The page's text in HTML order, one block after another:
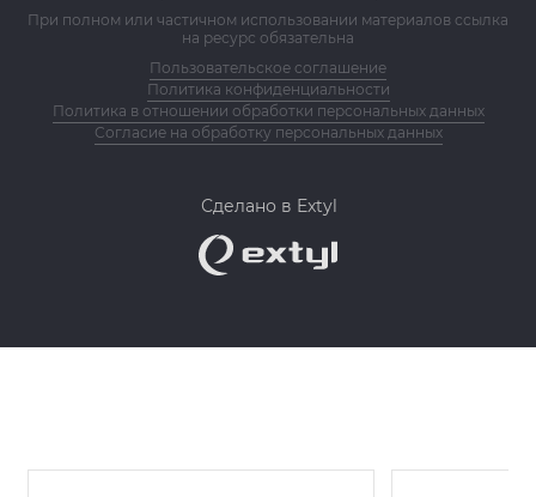
При полном или частичном использовании материалов ссылка
на ресурс обязательна
Пользовательское соглашение
Политика конфиденциальности
Политика в отношении обработки персональных данных
Согласие на обработку персональных данных
Сделано в Extyl